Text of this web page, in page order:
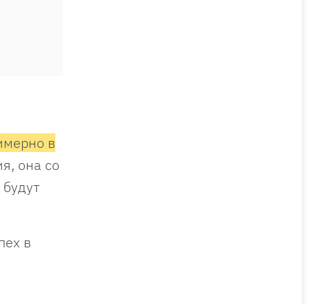
в
она со
в